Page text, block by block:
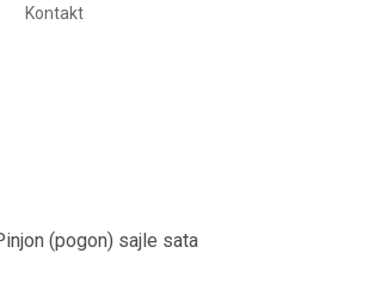
Kontakt
(pogon) sajle sata